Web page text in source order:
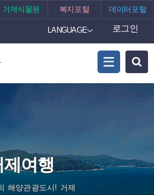
거제식물원 복지포털 데이터포털
LANGUAGE 로그인
제여행
해양관광도시! 거제